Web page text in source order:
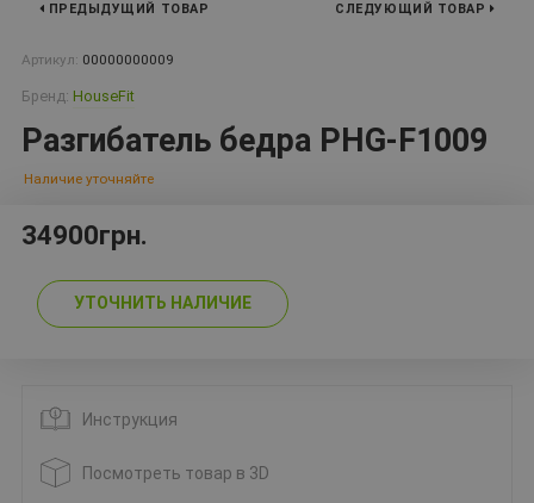
ПРЕДЫДУЩИЙ ТОВАР СЛЕДУЮЩИЙ ТОВАР
Артикул: 00000000009
Бренд: HouseFit
Разгибатель бедра PHG-F1009
Наличие уточняйте
34900грн.
УТОЧНИТЬ НАЛИЧИЕ
Инструкция
Посмотреть товар в 3D